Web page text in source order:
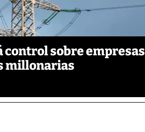
control sobre empresas
millonarias